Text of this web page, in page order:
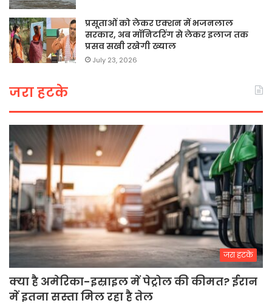
प्रसूताओं को लेकर एक्शन में भजनलाल
सरकार, अब मॉनिटरिंग से लेकर इलाज तक
प्रसव सखी रखेगी ख्याल
July 23, 2026
जरा हटके
जरा हटके
क्या है अमेरिका-इस्राइल में पेट्रोल की कीमत? ईरान
में इतना सस्ता मिल रहा है तेल